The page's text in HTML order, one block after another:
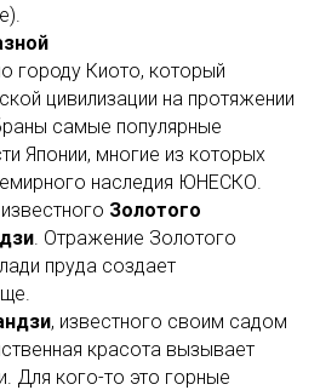
городу Киото, который
цивилизации на протяжении
самые популярные
Японии, многие из которых
наследия ЮНЕСКО.
Золотого
. Отражение Золотого
пруда создает
, известного своим садом
красота вызывает
Для кого-то это горные